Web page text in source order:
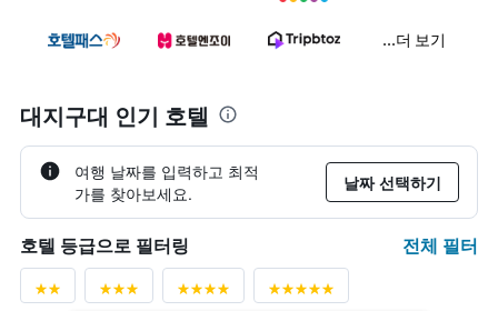
...더 보기
대지구대 인기 호텔
여행 날짜를 입력하고 최적
가를 찾아보세요.
날짜 선택하기
호텔 등급으로 필터링 전체 필터